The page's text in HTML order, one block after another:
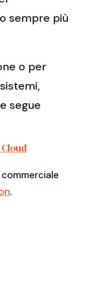
sempre più
o per
segue
.